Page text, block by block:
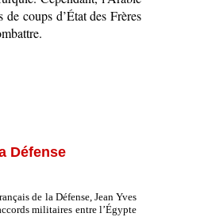
coups d’État des Frères
Défense
de la Défense, Jean Yves
militaires entre l’Égypte